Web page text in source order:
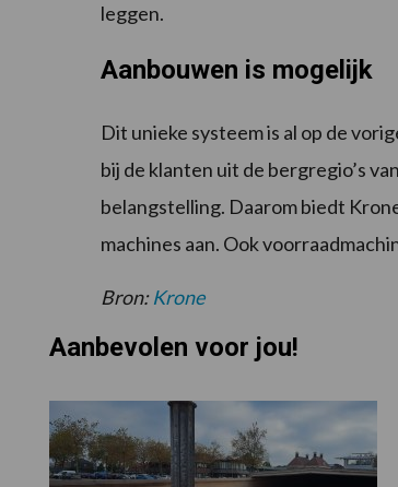
leggen.
Aanbouwen is mogelijk
Dit unieke systeem is al op de
bij de klanten uit de bergregio’s
belangstelling. Daarom biedt
machines aan. Ook
Bron:Krone
Aanbevolen voor jou!